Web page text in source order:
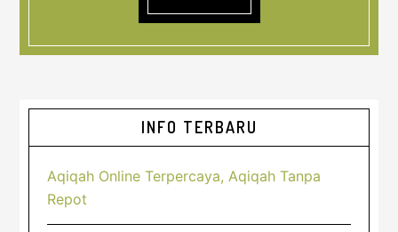
Sidebar
Utama
INFO TERBARU
Aqiqah Online Terpercaya, Aqiqah Tanpa
Repot